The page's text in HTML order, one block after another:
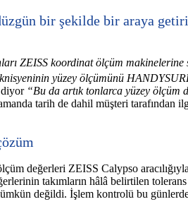
bir şekilde bir araya
ZEISS koordinat ölçüm
yüzey ölçümünü
diyor “Bu da artık tonlarca yüzey ölçüm
tarih de dahil müşteri
değerleri ZEISS Calypso
takımların hâlâ belirtilen
değildi. İşlem kontrolü bu